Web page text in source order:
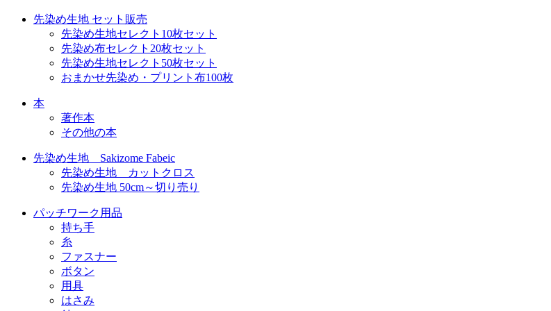
先染め生地 セット販売
先染め生地セレクト10枚セット
先染め布セレクト20枚セット
先染め生地セレクト50枚セット
おまかせ先染め・プリント布100枚
本
著作本
その他の本
先染め生地 Sakizome Fabeic
先染め生地 カットクロス
先染め生地 50cm～切り売り
パッチワーク用品
持ち手
糸
ファスナー
ボタン
用具
はさみ